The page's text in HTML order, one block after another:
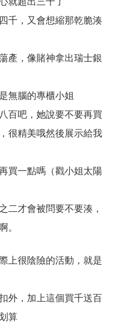
千，又會想縮那乾脆湊
產，像賭神拿出瑞士銀
無腦的專櫃小姐
百吧，她說要不要再買
很精美哦然後展示給我
買一點嗎（戳小姐太陽
二才會被問要不要湊，
。
上很陰險的活動，就是
外，加上這個買千送百
算